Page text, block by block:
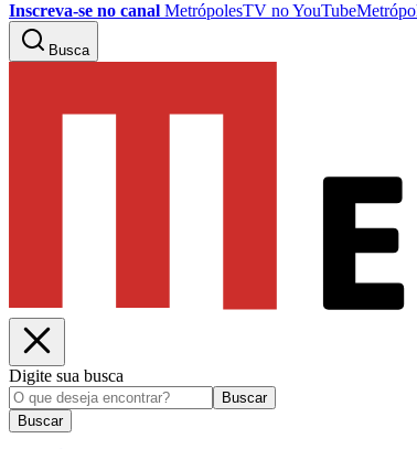
Inscreva-se no canal MetrópolesTV noYouTube
Busca
Digite sua busca
Buscar
Buscar